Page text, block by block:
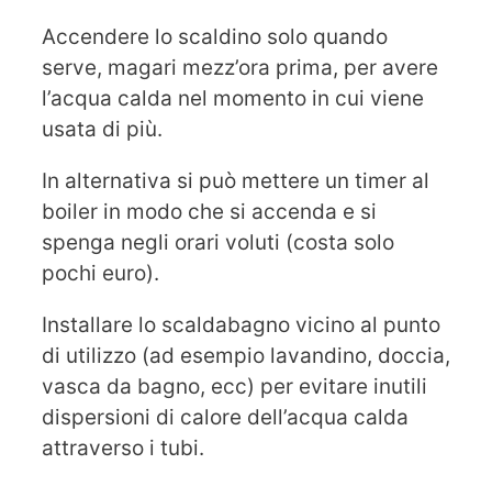
Accendere lo scaldino solo quando
serve, magari mezz’ora prima, per avere
l’acqua calda nel momento in cui viene
usata di più.
In alternativa si può mettere un timer al
boiler in modo che si accenda e si
spenga negli orari voluti (costa solo
pochi euro).
Installare lo scaldabagno vicino al punto
di utilizzo (ad esempio lavandino, doccia,
vasca da bagno, ecc) per evitare inutili
dispersioni di calore dell’acqua calda
attraverso i tubi.